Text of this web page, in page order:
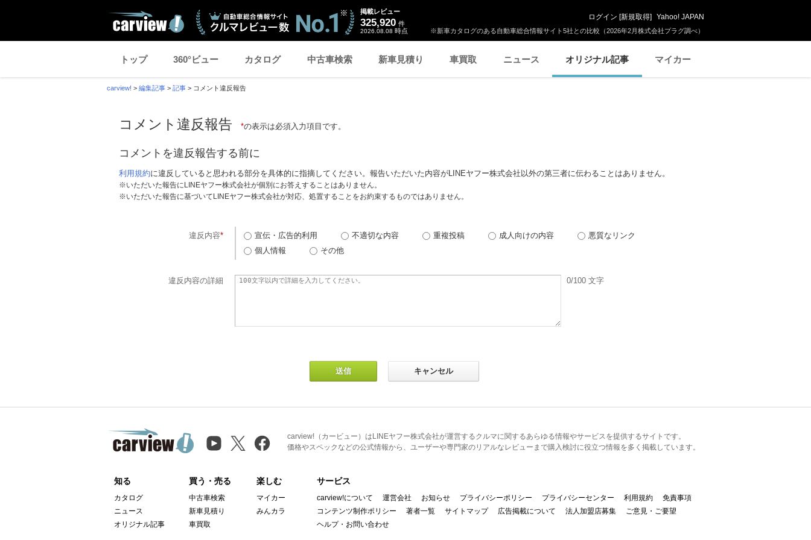
※新車カタログのある自動車総合情報サイト5社との比較（2026年2月株式会社プラグ調べ）
掲載レビュー
325,920 件
2026.08.08 時点
ログイン [新規取得] Yahoo! JAPAN
トップ 360°ビュー カタログ 中古車検索 新車見積り 車買取 ニュース オリジナル記事 マイカー
carview! > 編集記事 > 記事 > コメント違反報告
コメント違反報告 *の表示は必須入力項目です。
コメントを違反報告する前に
利用規約に違反していると思われる部分を具体的に指摘してください。報告いただいた内容がLINEヤフー株式会社以外の第三者に伝わることはありません。
※いただいた報告にLINEヤフー株式会社が個別にお答えすることはありません。
※いただいた報告に基づいてLINEヤフー株式会社が対応、処置することをお約束するものではありません。
違反内容* 宣伝・広告的利用 不適切な内容 重複投稿 成人向けの内容
悪質なリンク
個人情報
その他
違反内容の詳細 0/100 文字
carview!（カービュー）はLINEヤフー株式会社が運営するクルマに関するあらゆる情報やサービスを提供するサイトです。
価格やスペックなどの公式情報から、ユーザーや専門家のリアルなレビューまで購入検討に役立つ情報を多く掲載しています。
知る
カタログ
ニュース
オリジナル記事
買う・売る
中古車検索
新車見積り
車買取
楽しむ
マイカー
みんカラ
サービス
carview!について 運営会社 お知らせ プライバシーポリシー プライバシーセンター 利用規約
免責事項
コンテンツ制作ポリシー
著者一覧 サイトマップ 広告掲載について 法人加盟店募集
ご意見・ご要望
ヘルプ・お問い合わせ